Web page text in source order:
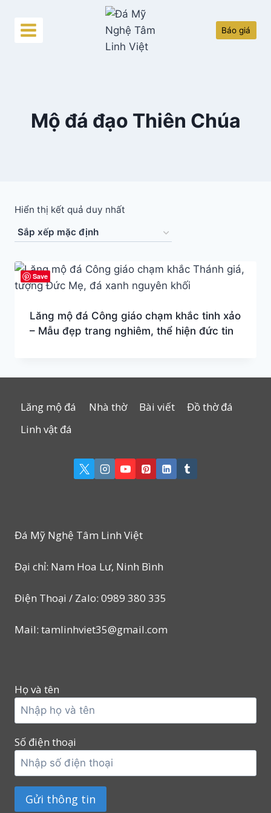
content
Báo giá
Mộ đá đạo Thiên Chúa
Hiển thị kết quả duy nhất
Save
Lăng mộ đá Công giáo chạm khắc tinh xảo
– Mẫu đẹp trang nghiêm, thể hiện đức tin
Lăng mộ đá Nhà thờ Bài viết
Đồ thờ đá
Linh vật đá
Đá Mỹ Nghệ Tâm Linh Việt
Đại chỉ: Nam Hoa Lư, Ninh Bình
Điện Thoại / Zalo: 0989 380 335
Mail: tamlinhviet35@gmail.com
Họ và tên
Số điện thoại